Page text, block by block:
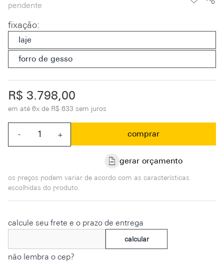
pendente
fixação:
laje
forro de gesso
R$ 3.798,00
em até 6x de R$ 633 sem juros
- + comprar
gerar orçamento
os preços podem variar de acordo com as características
escolhidas do produto.
calcule seu frete e o prazo de entrega
calcular
não lembra o cep?